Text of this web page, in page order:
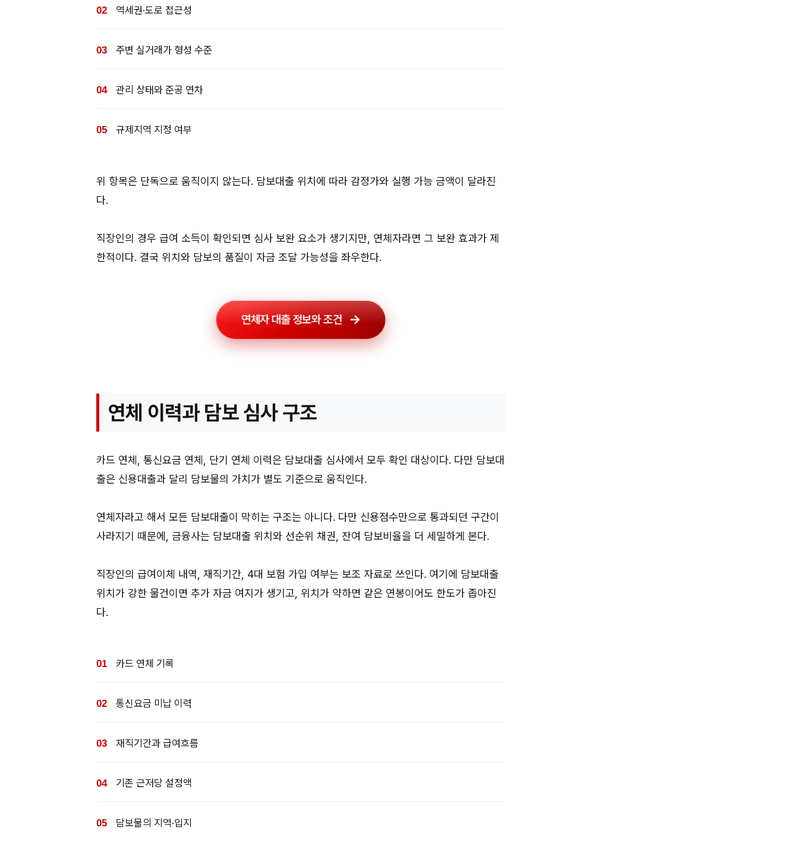
역세권·도로 접근성
주변 실거래가 형성 수준
관리 상태와 준공 연차
규제지역 지정 여부
위 항목은 단독으로 움직이지 않는다. 담보대출 위치에 따라 감정가와 실행 가능 금액이 달라진
다.
직장인의 경우 급여 소득이 확인되면 심사 보완 요소가 생기지만, 연체자라면 그 보완 효과가 제
한적이다. 결국 위치와 담보의 품질이 자금 조달 가능성을 좌우한다.
연체자 대출 정보와 조건
연체 이력과 담보 심사 구조
카드 연체, 통신요금 연체, 단기 연체 이력은 담보대출 심사에서 모두 확인 대상이다. 다만 담보대
출은 신용대출과 달리 담보물의 가치가 별도 기준으로 움직인다.
연체자라고 해서 모든 담보대출이 막히는 구조는 아니다. 다만 신용점수만으로 통과되던 구간이
사라지기 때문에, 금융사는 담보대출 위치와 선순위 채권, 잔여 담보비율을 더 세밀하게 본다.
직장인의 급여이체 내역, 재직기간, 4대 보험 가입 여부는 보조 자료로 쓰인다. 여기에 담보대출
위치가 강한 물건이면 추가 자금 여지가 생기고, 위치가 약하면 같은 연봉이어도 한도가 좁아진
다.
카드 연체 기록
통신요금 미납 이력
재직기간과 급여흐름
기존 근저당 설정액
담보물의 지역·입지